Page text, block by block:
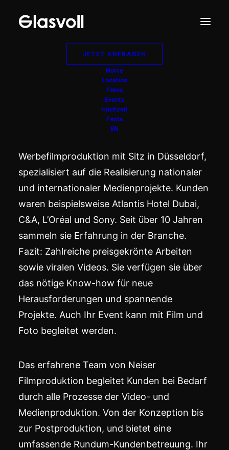
JETZT ANFRAGEN
Home
Location
Fotos
Events
Hochzeit
Facts
EN
Film und Foto
Werbefilmproduktion mit Sitz in Düsseldorf,
spezialisiert auf die Realisierung nationaler
und internationaler Medienprojekte. Kunden
waren beispielsweise Atlantis Hotel Dubai,
C&A, L’Oréal und Sony. Seit über 10 Jahren
sammeln sie Erfahrung in der Branche.
Fazit: Zahlreiche preisgekrönte Arbeiten
sowie viralen Videos. Sie verfügen sie über
das nötige Know-how für neue
Herausforderungen und spannende
Projekte. Auch Ihr Event kann mit Film und
Foto begleitet werden.
Das erfahrene Team von Neiser
Filmproduktion begleitet Kunden bei Bedarf
durch alle Prozesse der Video- und
Medienproduktion. Von der Konzeption bis
zur Postproduktion, und bietet eine
umfassende Rundum-Kundenbetreuung. Ihr